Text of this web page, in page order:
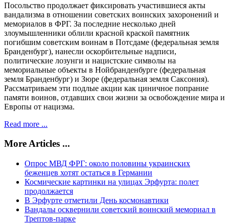
Посольство продолжает фиксировать участившиеся акты
вандализма в отношении советских воинских захоронений и
мемориалов в ФРГ. За последние несколько дней
злоумышленники облили красной краской памятник
погибшим советским воинам в Потсдаме (федеральная земля
Бранденбург), нанесли оскорбительные надписи,
политические лозунги и нацистские символы на
мемориальные объекты в Нойбранденбурге (федеральная
земля Бранденбург) и Зюре (федеральная земля Саксония).
Рассматриваем эти подлые акции как циничное попрание
памяти воинов, отдавших свои жизни за освобождение мира и
Европы от нацизма.
Read more ...
More Articles ...
Опрос МВД ФРГ: около половины украинских
беженцев хотят остаться в Германии
Космические картинки на улицах Эрфурта: полет
продолжается
В Эрфурте отметили День космонавтики
Вандалы осквернили советский воинский мемориал в
Трептов-парке